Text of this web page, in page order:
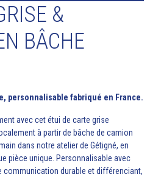
&
BÂCHE
personnalisable fabriqué en France.
avec cet étui de carte grise
à partir de bâche de camion
dans notre atelier de Gétigné, en
pièce unique. Personnalisable avec
communication durable et différenciant,